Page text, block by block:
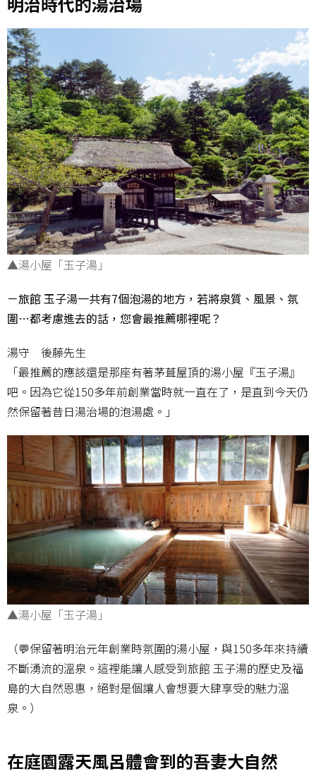
▲湯小屋「玉子湯」
－旅館 玉子湯一共有7個泡湯的地方，若將泉質、風景、氛
圍…都考慮進去的話，您會最推薦哪裡呢？
湯守 後藤先生
「最推薦的應該還是那座有著茅葺屋頂的湯小屋『玉子湯』
吧。因為它從150多年前創業當時就一直在了，是直到今天仍
然保留著昔日湯治場的泡湯處。」
▲湯小屋「玉子湯」
（💬保留著明治元年創業時氛圍的湯小屋，與150多年來持續
不斷湧流的溫泉。這裡能讓人感受到旅館 玉子湯的歷史及福
島的大自然恩惠，絕對是個讓人會想要大肆享受的魅力溫
泉。）
在庭園露天風呂體會到的吾妻大自然